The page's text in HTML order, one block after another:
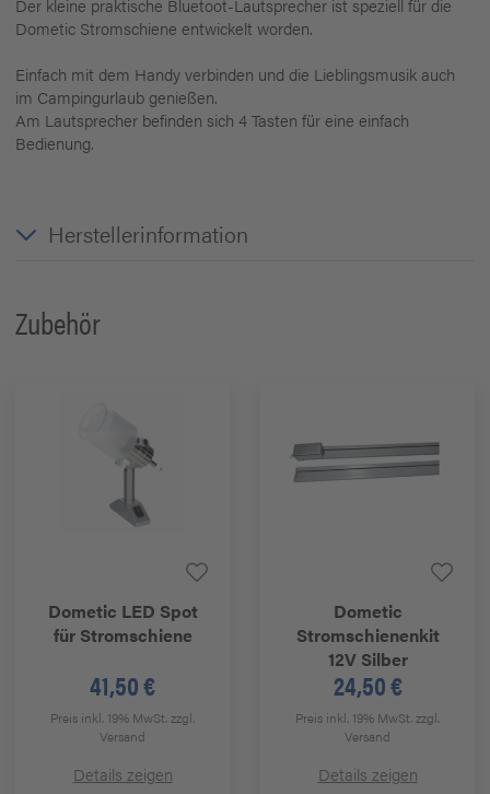
Der kleine praktische Bluetoot-Lautsprecher ist speziell für die
Dometic Stromschiene entwickelt worden.
Einfach mit dem Handy verbinden und die Lieblingsmusik auch
im Campingurlaub genießen.
Am Lautsprecher befinden sich 4 Tasten für eine einfach
Bedienung.
Herstellerinformation
Zubehör
Dometic LED Spot
für Stromschiene
41,50 €
Preis inkl. 19% MwSt.zzgl.
Versand
Details zeigen
Dometic
Stromschienenkit
12V Silber
24,50 €
Preis inkl. 19% MwSt.zzgl.
Versand
Details zeigen